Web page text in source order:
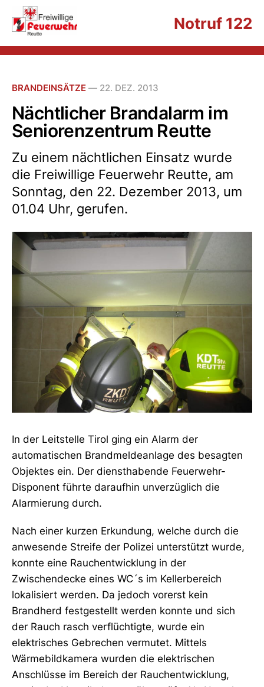
Notruf 122
BRANDEINSÄTZE — 22. DEZ. 2013
Nächtlicher Brandalarm im
Seniorenzentrum Reutte
Zu einem nächtlichen Einsatz wurde
die Freiwillige Feuerwehr Reutte, am
Sonntag, den 22. Dezember 2013, um
01.04 Uhr, gerufen.
In der Leitstelle Tirol ging ein Alarm der
automatischen Brandmeldeanlage des besagten
Objektes ein. Der diensthabende Feuerwehr-
Disponent führte daraufhin unverzüglich die
Alarmierung durch.
Nach einer kurzen Erkundung, welche durch die
anwesende Streife der Polizei unterstützt wurde,
konnte eine Rauchentwicklung in der
Zwischendecke eines WC´s im Kellerbereich
lokalisiert werden. Da jedoch vorerst kein
Brandherd festgestellt werden konnte und sich
der Rauch rasch verflüchtigte, wurde ein
elektrisches Gebrechen vermutet. Mittels
Wärmebildkamera wurden die elektrischen
Anschlüsse im Bereich der Rauchentwicklung,